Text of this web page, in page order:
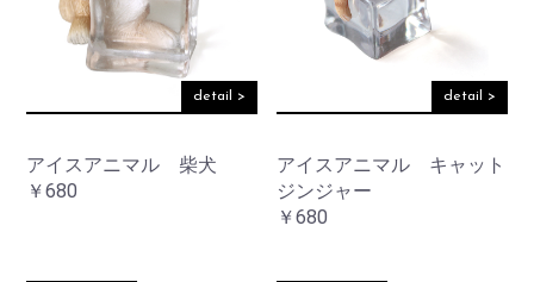
detail >
アイスアニマル 柴犬
￥680
detail >
アイスアニマル キャット
ジンジャー
￥680